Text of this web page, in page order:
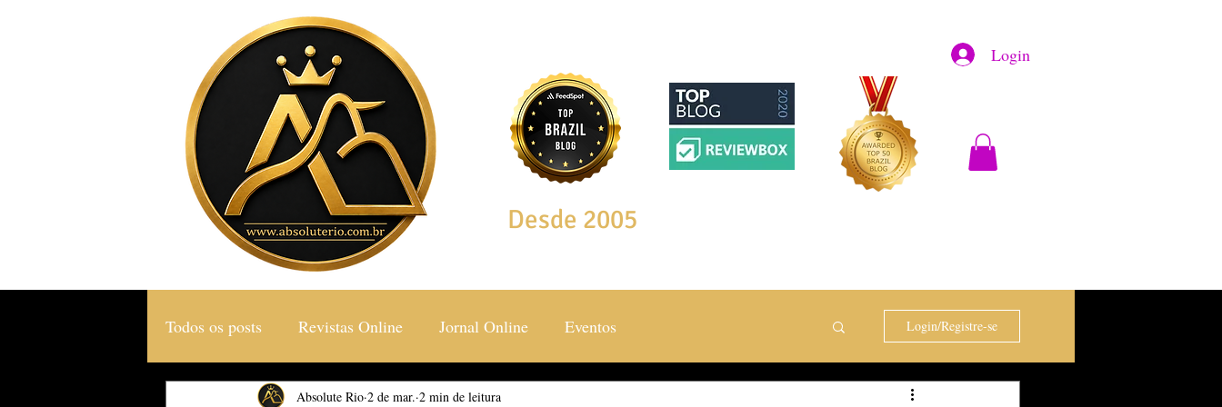
Login
Desde 2005
Todos os posts Revistas Online Jornal Online Eventos
Gastronomia & Turismo Social & Estilos
Login/Registre-se
Absolute Rio 2 de mar. 2 min de leitura